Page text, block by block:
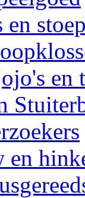
en
en
en